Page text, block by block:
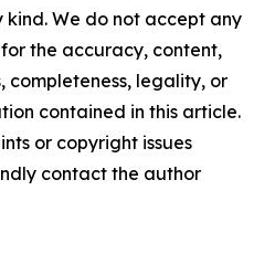
We do not accept any
the accuracy, content,
completeness, legality, or
contained in this article.
or copyright issues
contact the author